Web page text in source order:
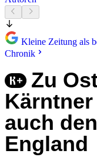
Kleine Zeitung als
Chronik
Zu
auch
England